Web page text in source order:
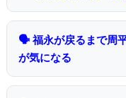
🗣 福永が戻るまで周
が気になる